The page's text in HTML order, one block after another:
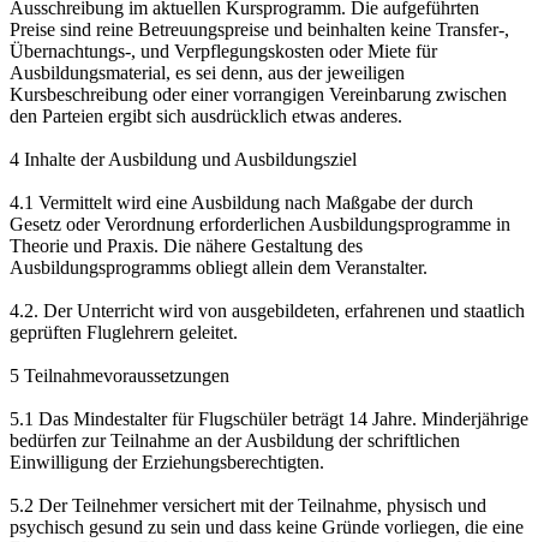
Ausschreibung im aktuellen Kursprogramm. Die aufgeführten
Preise sind reine Betreuungspreise und beinhalten keine Transfer-,
Übernachtungs-, und Verpflegungskosten oder Miete für
Ausbildungsmaterial, es sei denn, aus der jeweiligen
Kursbeschreibung oder einer vorrangigen Vereinbarung zwischen
den Parteien ergibt sich ausdrücklich etwas anderes.
4 Inhalte der Ausbildung und Ausbildungsziel
4.1 Vermittelt wird eine Ausbildung nach Maßgabe der durch
Gesetz oder Verordnung erforderlichen Ausbildungsprogramme in
Theorie und Praxis. Die nähere Gestaltung des
Ausbildungsprogramms obliegt allein dem Veranstalter.
4.2. Der Unterricht wird von ausgebildeten, erfahrenen und staatlich
geprüften Fluglehrern geleitet.
5 Teilnahmevoraussetzungen
5.1 Das Mindestalter für Flugschüler beträgt 14 Jahre. Minderjährige
bedürfen zur Teilnahme an der Ausbildung der schriftlichen
Einwilligung der Erziehungsberechtigten.
5.2 Der Teilnehmer versichert mit der Teilnahme, physisch und
psychisch gesund zu sein und dass keine Gründe vorliegen, die eine